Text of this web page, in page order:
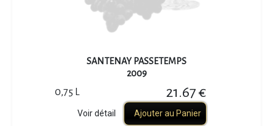
SANTENAY PASSETEMPS
2009
0,75 L 21.67 €
Voir détail Ajouter au Panier